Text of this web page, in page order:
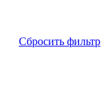
Сбросить фильтр